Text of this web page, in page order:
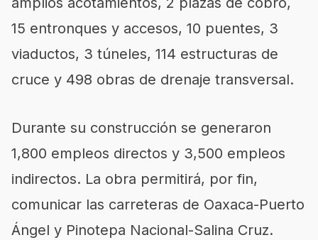
15 entronques y accesos, 10 puentes, 3
viaductos, 3 túneles, 114 estructuras de
cruce y 498 obras de drenaje transversal.
Durante su construcción se generaron
1,800 empleos directos y 3,500 empleos
indirectos. La obra permitirá, por fin,
comunicar las carreteras de Oaxaca-Puerto
Ángel y Pinotepa Nacional-Salina Cruz.